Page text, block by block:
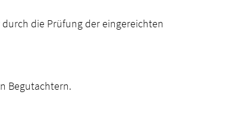
die Prüfung der eingereichten
Begutachtern.